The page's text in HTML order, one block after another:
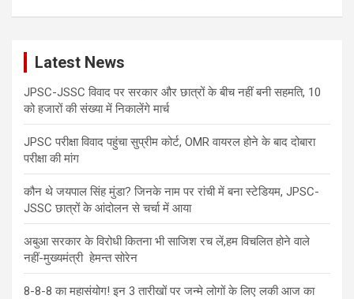
Latest News
JPSC-JSSC विवाद पर सरकार और छात्रों के बीच नहीं बनी सहमति, 10
को हजारों की संख्या में निकालेंगे मार्च
JPSC परीक्षा विवाद पहुंचा सुप्रीम कोर्ट, OMR वायरल होने के बाद दोबारा
परीक्षा की मांग
कौन थे जयपाल सिंह मुंडा? जिनके नाम पर रांची में बना स्टेडियम, JPSC-
JSSC छात्रों के आंदोलन से चर्चा में आया
अबुआ सरकार के विरोधी कितना भी साजिश रच लें,हम विचलित होने वाले
नहीं-मुख्यमंत्री हेमन्त सोरेन
8-8-8 का महासंयोग! इन 3 तारीखों पर जन्मे लोगों के लिए लकी आज का